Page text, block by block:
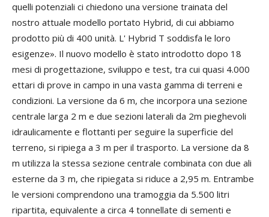
quelli potenziali ci chiedono una versione trainata del
nostro attuale modello portato Hybrid, di cui abbiamo
prodotto più di 400 unità. L' Hybrid T soddisfa le loro
esigenze». Il nuovo modello è stato introdotto dopo 18
mesi di progettazione, sviluppo e test, tra cui quasi 4.000
ettari di prove in campo in una vasta gamma di terreni e
condizioni. La versione da 6 m, che incorpora una sezione
centrale larga 2 m e due sezioni laterali da 2m pieghevoli
idraulicamente e flottanti per seguire la superficie del
terreno, si ripiega a 3 m per il trasporto. La versione da 8
m utilizza la stessa sezione centrale combinata con due ali
esterne da 3 m, che ripiegata si riduce a 2,95 m. Entrambe
le versioni comprendono una tramoggia da 5.500 litri
ripartita, equivalente a circa 4 tonnellate di sementi e